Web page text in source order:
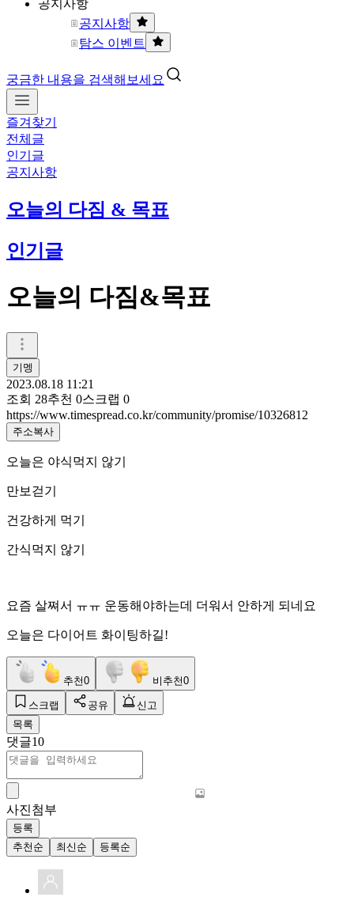
공지사항
공지사항
탐스 이벤트
궁금한 내용을 검색해보세요
즐겨찾기
전체글
인기글
공지사항
오늘의 다짐 & 목표
인기글
오늘의 다짐&목표
기멩
2023.08.18 11:21
조회 28추천 0스크랩 0
https://www.timespread.co.kr/community/promise/10326812
주소복사
오늘은 야식먹지 않기
만보걷기
건강하게 먹기
간식먹지 않기
요즘 살쪄서 ㅠㅠ 운동해야하는데 더워서 안하게 되네요
오늘은 다이어트 화이팅하길!
추천0 비추천0
스크랩 공유
신고
목록
댓글10
사진첨부
등록
추천순
최신순 등록순